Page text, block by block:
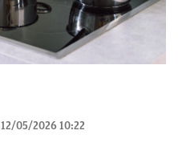
12/05/2026 10:22